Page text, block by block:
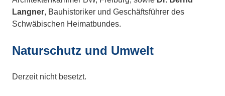
Langner, Bauhistoriker und Geschäftsführer des
Schwäbischen Heimatbundes.
Naturschutz und Umwelt
Derzeit nicht besetzt.